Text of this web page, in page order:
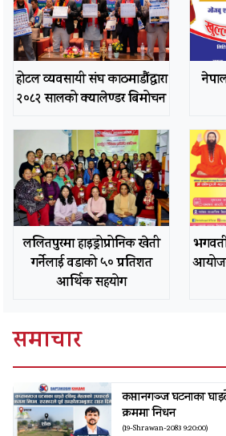
होटल व्यवसायी संघ काठमाडौंद्वारा
२०८२ सालको क्यालेण्डर बिमोचन
ललितपुरमा हाइड्रोप्रोनिक खेती
गर्नेलाई वडाको ५० प्रतिशत
आर्थिक सहयोग
समाचार
कप्तानगञ्ज घटनाका
क्रममा निधन
(19-Shrawan-2083 9:20:00)